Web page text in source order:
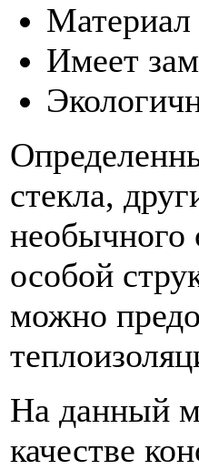
Материал
Имеет
стекла,
необычного
особой
можно
На данный
качестве